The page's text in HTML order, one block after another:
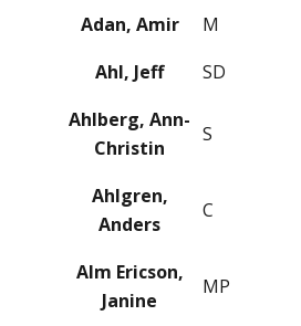
Adan, Amir M
Ahl, Jeff
SD
Ahlberg, Ann-
Christin
S
Ahlgren,
Anders
C
Alm Ericson,
Janine
MP